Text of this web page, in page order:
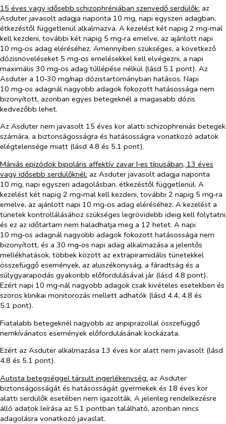
15 éves vagy idősebb schizophréniában szenvedő serdülők: az
Asduter javasolt adagja naponta 10 mg, napi egyszeri adagban,
étkezéstől függetlenül alkalmazva. A kezelést két napig 2 mg‑mal
kell kezdeni, további két napig 5 mg‑ra emelve, az ajánlott napi
10 mg‑os adag eléréséhez. Amennyiben szükséges, a következő
dózisnöveléseket 5 mg‑os emelésekkel kell elvégezni, a napi
maximális 30 mg‑os adag túllépése nélkül (lásd 5.1 pont). Az
Asduter a 10‑30 mg/nap dózistartományban hatásos. Napi
10 mg‑os adagnál nagyobb adagok fokozott hatásossága nem
bizonyított, azonban egyes betegeknél a magasabb dózis
kedvezőbb lehet.
Az Asduter nem javasolt 15 éves kor alatti schizophreniás betegek
számára, a biztonságosságra és hatásosságra vonatkozó adatok
elégtelensége miatt (lásd 4.8 és 5.1 pont).
Mániás epizódok bipoláris affektív zavar I‑es típusában, 13 éves
vagy idősebb serdülőknél: az Asduter javasolt adagja naponta
10 mg, napi egyszeri adagolásban, étkezéstől függetlenül. A
kezelést két napig 2 mg‑mal kell kezdeni, további 2 napig 5 mg‑ra
emelve, az ajánlott napi 10 mg‑os adag eléréséhez. A kezelést a
tünetek kontrollálásához szükséges legrövidebb ideig kell folytatni
és ez az időtartam nem haladhatja meg a 12 hetet. A napi
10 mg‑os adagnál nagyobb adagok fokozott hatásossága nem
bizonyított, és a 30 mg‑os napi adag alkalmazása a jelentős
mellékhatások, többek között az extrapiramidális tünetekkel
összefüggő események, az aluszékonyság, a fáradtság és a
súlygyarapodás gyakoribb előfordulásával jár (lásd 4.8 pont).
Ezért napi 10 mg‑nál nagyobb adagok csak kivételes esetekben és
szoros klinikai monitorozás mellett adhatók (lásd 4.4, 4.8 és
5.1 pont).
Fiatalabb betegeknél nagyobb az aripiprazollal összefüggő
nemkívánatos események előfordulásának kockázata.
Ezért az Asduter alkalmazása 13 éves kor alatt nem javasolt (lásd
4.8 és 5.1 pont).
Autista betegséggel társult ingerlékenység: az Asduter
biztonságosságát és hatásosságát gyermekek és 18 éves kor
alatti serdülők esetében nem igazolták. A jelenleg rendelkezésre
álló adatok leírása az 5.1 pontban található, azonban nincs
adagolásra vonatkozó javaslat.